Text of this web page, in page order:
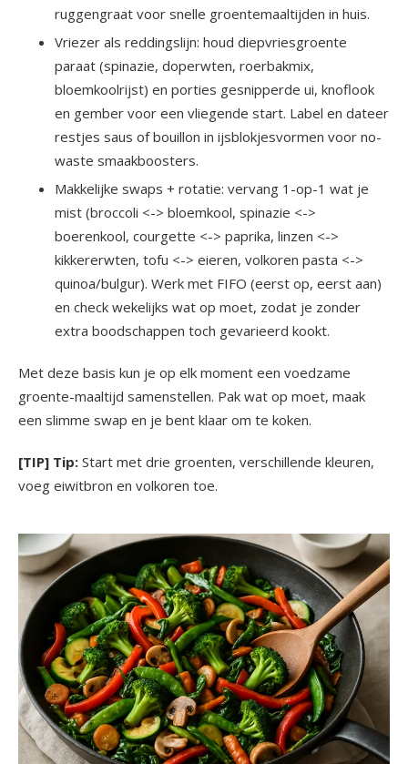
ruggengraat voor snelle groentemaaltijden in huis.
Vriezer als reddingslijn: houd diepvriesgroente
paraat (spinazie, doperwten, roerbakmix,
bloemkoolrijst) en porties gesnipperde ui, knoflook
en gember voor een vliegende start. Label en dateer
restjes saus of bouillon in ijsblokjesvormen voor no-
waste smaakboosters.
Makkelijke swaps + rotatie: vervang 1-op-1 wat je
mist (broccoli <-> bloemkool, spinazie <->
boerenkool, courgette <-> paprika, linzen <->
kikkererwten, tofu <-> eieren, volkoren pasta <->
quinoa/bulgur). Werk met FIFO (eerst op, eerst aan)
en check wekelijks wat op moet, zodat je zonder
extra boodschappen toch gevarieerd kookt.
Met deze basis kun je op elk moment een voedzame
groente-maaltijd samenstellen. Pak wat op moet, maak
een slimme swap en je bent klaar om te koken.
[TIP] Tip: Start met drie groenten, verschillende kleuren,
voeg eiwitbron en volkoren toe.